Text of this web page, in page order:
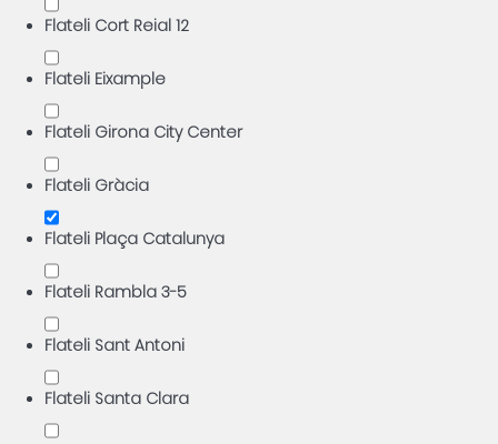
Flateli Cort Reial 12
Flateli Eixample
Flateli Girona City Center
Flateli Gràcia
Flateli Plaça Catalunya
Flateli Rambla 3-5
Flateli Sant Antoni
Flateli Santa Clara